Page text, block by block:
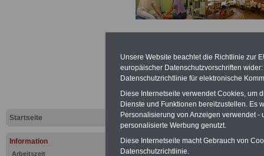
Startseite
Information
Arbeitszeit
(BBG): § 69
Vorteile für den
Geldanlage - Kredite -
Selbsthilfeeinrichtungen für
Unsere Website beachtet die Richtlinie zur
europäischer Datenschutzvorschriften
Datenschutzrichtlinie für elektronische
Diese Internetseite verwendet Cookies, um
Dienste und Funktionen bereitzustellen. Es
Personalisierung von Anzeigen verwendet
personalisierte Werbung genutzt.
Diese Internetseite macht Gebrauch von
Datenschutzrichtlinie.